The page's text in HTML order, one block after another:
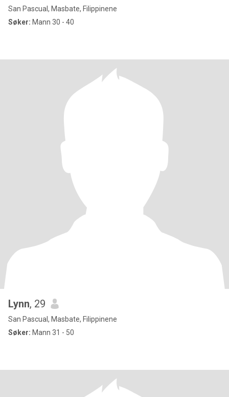
San Pascual, Masbate, Filippinene
Søker: Mann 30 - 40
Lynn, 29
San Pascual, Masbate, Filippinene
Søker: Mann 31 - 50